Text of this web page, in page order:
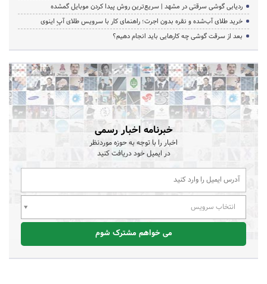
ردیابی گوشی سرقتی در مشهد | سریع‌ترین روش پیدا کردن موبایل گمشده
خرید طلای آب‌شده و نقره بدون اجرت؛ راهنمای کار با سرویس طلای آپِ اینوی
بعد از سرقت گوشی چه کارهایی باید انجام دهیم؟
خبرنامه اخبار رسمی
اخبار را با توجه به حوزه موردنظر
در ایمیل خود دریافت کنید
انتخاب سرویس
می خواهم مشترک شوم